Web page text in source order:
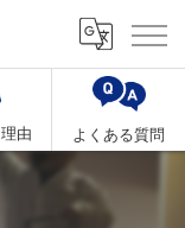
由 よくある質問